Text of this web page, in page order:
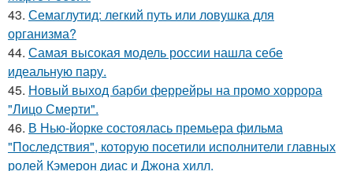
43. Семаглутид: легкий путь или ловушка для
организма?
44. Самая высокая модель россии нашла себе
идеальную пару.
45. Новый выход барби феррейры на промо хоррора
"Лицо Смерти".
46. В Нью-йорке состоялась премьера фильма
"Последствия", которую посетили исполнители главных
ролей Кэмерон диас и Джона хилл.